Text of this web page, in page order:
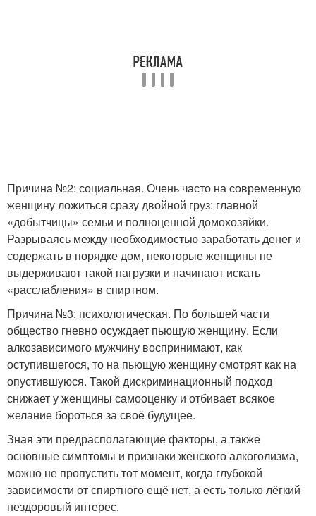
Причина №2: социальная. Очень часто на современную
женщину ложиться сразу двойной груз: главной
«добытчицы» семьи и полноценной домохозяйки.
Разрываясь между необходимостью заработать денег и
содержать в порядке дом, некоторые женщины не
выдерживают такой нагрузки и начинают искать
«расслабления» в спиртном.
Причина №3: психологическая. По большей части
общество гневно осуждает пьющую женщину. Если
алкозависимого мужчину воспринимают, как
оступившегося, то на пьющую женщину смотрят как на
опустившуюся. Такой дискриминационный подход
снижает у женщины самооценку и отбивает всякое
желание бороться за своё будущее.
Зная эти предрасполагающие факторы, а также
основные симптомы и признаки женского алкоголизма,
можно не пропустить тот момент, когда глубокой
зависимости от спиртного ещё нет, а есть только лёгкий
нездоровый интерес.